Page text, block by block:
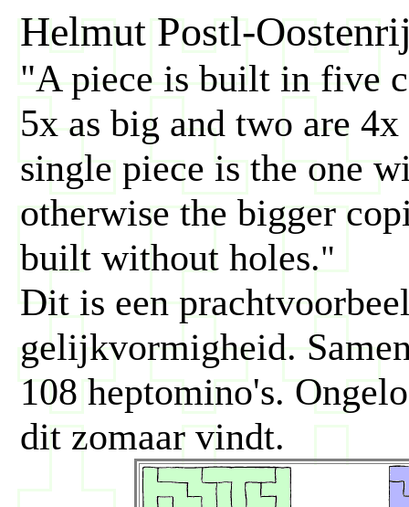
Helmut Postl-
"A piece is built in five
5x as big and two are
single piece is the one
otherwise the bigger
built without holes."
Dit is een
gelijkvormigheid.
108 heptomino's.
dit zomaar vindt.